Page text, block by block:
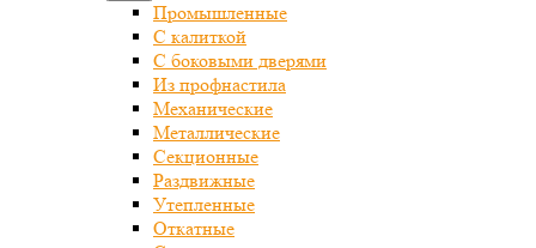
Промышленные
С калиткой
С боковыми дверями
Из профнастила
Механические
Металлические
Секционные
Раздвижные
Утепленные
Откатные